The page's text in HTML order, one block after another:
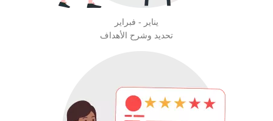
يناير - فبراير
تحديد وشرح الأهداف